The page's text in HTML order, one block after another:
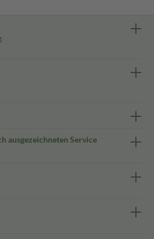
ausgezeichneten Service